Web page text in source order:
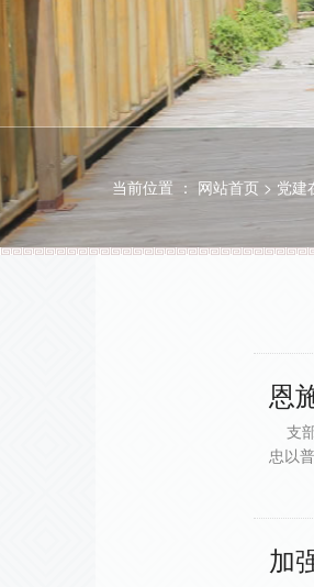
当前位置 ： 网站首页 > 党建
恩
支
忠以
加